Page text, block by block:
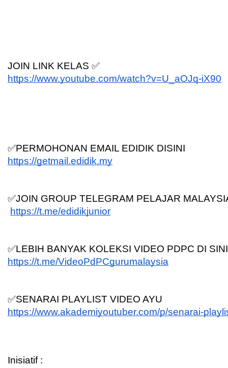
JOIN LINK KELAS ✅
https://www.youtube.com/watch?v=U_aOJq-iX90
✅PERMOHONAN EMAIL EDIDIK DISINI
https://getmail.edidik.my
✅JOIN GROUP TELEGRAM PELAJAR
https://t.me/edidikjunior
✅LEBIH BANYAK KOLEKSI VIDEO PDPC DI
https://t.me/VideoPdPCgurumalaysia
✅SENARAI PLAYLIST VIDEO AYU
https://www.akademiyoutuber.com/p/senarai-
Inisiatif :